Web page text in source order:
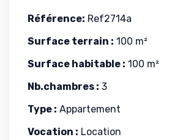
Référence: Ref2714a
Surface terrain : 100 m²
Surface habitable : 100 m²
Nb.chambres : 3
Type : Appartement
Vocation : Location